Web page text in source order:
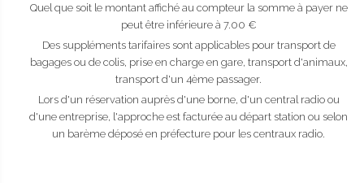
Quel que soit le montant affiché au compteur la somme à payer ne
peut être inférieure à 7.00 €
Des suppléments tarifaires sont applicables pour transport de
bagages ou de colis, prise en charge en gare, transport d'animaux,
transport d'un 4ème passager.
Lors d'un réservation auprès d'une borne, d'un central radio ou
d'une entreprise, l'approche est facturée au départ station ou selon
un barème déposé en préfecture pour les centraux radio.